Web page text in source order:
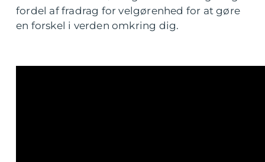
fordel af fradrag for velgørenhed for at gøre
en forskel i verden omkring dig.